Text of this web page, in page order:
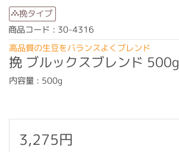
挽タイプ
商品コード : 30-4316
高品質の生豆をバランスよくブレンド
挽 ブルックスブレンド 500g
内容量 : 500g
3,275円